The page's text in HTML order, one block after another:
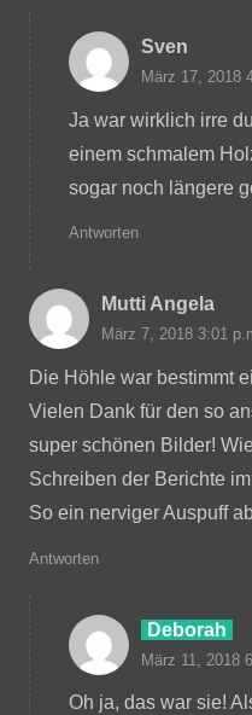
Sven
März 17, 2018
Ja war wirklich irre
einem schmalem
sogar noch längere
Antworten
Mutti Angela
März 7, 2018 3:01
Die Höhle war bestimmt
Vielen Dank für den so
super schönen Bilder!
Schreiben der Berichte
So ein nerviger Auspuff
Antworten
Deborah
März 11, 2018
Oh ja, das war sie!